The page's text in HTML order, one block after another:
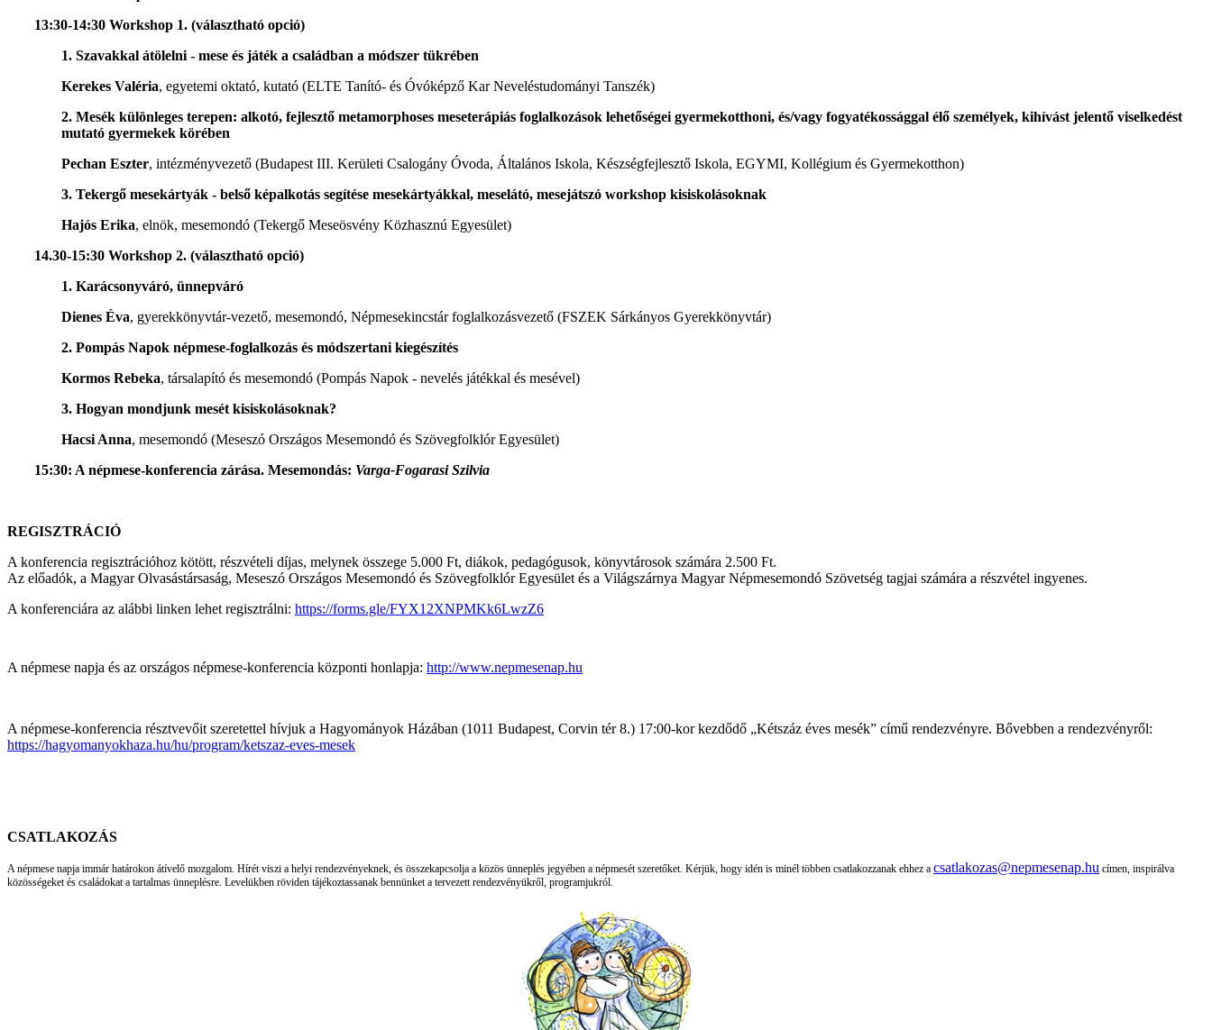
13:30-14:30 Workshop 1. (választható opció)
1. Szavakkal átölelni - mese és játék a családban a módszer tükrében
Kerekes Valéria, egyetemi oktató, kutató (ELTE Tanító- és Óvóképző Kar Neveléstudományi Tanszék)
2. Mesék különleges terepen: alkotó, fejlesztő metamorphoses meseterápiás foglalkozások lehetőségei gyermekotthoni, és/vagy fogyatékossággal élő személyek, kihívást jelentő viselkedést
mutató gyermekek körében
Pechan Eszter, intézményvezető (Budapest III. Kerületi Csalogány Óvoda, Általános Iskola, Készségfejlesztő Iskola, EGYMI, Kollégium és Gyermekotthon)
3. Tekergő mesekártyák - belső képalkotás segítése mesekártyákkal, meselátó, mesejátszó workshop kisiskolásoknak
Hajós Erika, elnök, mesemondó (Tekergő Meseösvény Közhasznú Egyesület)
14.30-15:30 Workshop 2. (választható opció)
1. Karácsonyváró, ünnepváró
Dienes Éva, gyerekkönyvtár-vezető, mesemondó, Népmesekincstár foglalkozásvezető (FSZEK Sárkányos Gyerekkönyvtár)
2. Pompás Napok népmese-foglalkozás és módszertani kiegészítés
Kormos Rebeka, társalapító és mesemondó (Pompás Napok - nevelés játékkal és mesével)
3. Hogyan mondjunk mesét kisiskolásoknak?
Hacsi Anna, mesemondó (Meseszó Országos Mesemondó és Szövegfolklór Egyesület)
15:30: A népmese-konferencia zárása. Mesemondás: Varga-Fogarasi Szilvia
REGISZTRÁCIÓ
A konferencia regisztrációhoz kötött, részvételi díjas, melynek összege 5.000 Ft, diákok, pedagógusok, könyvtárosok számára 2.500 Ft.
Az előadók, a Magyar Olvasástársaság, Meseszó Országos Mesemondó és Szövegfolklór Egyesület és a Világszárnya Magyar Népmesemondó Szövetség tagjai számára a részvétel ingyenes.
A konferenciára az alábbi linken lehet regisztrálni: https://forms.gle/FYX12XNPMKk6LwzZ6
A népmese napja és az országos népmese-konferencia központi honlapja: http://www.nepmesenap.hu
A népmese-konferencia résztvevőit szeretettel hívjuk a Hagyományok Házában (1011 Budapest, Corvin tér 8.) 17:00-kor kezdődő „Kétszáz éves mesék” című rendezvényre. Bővebben a rendezvényről:
https://hagyomanyokhaza.hu/hu/program/ketszaz-eves-mesek
CSATLAKOZÁS
A népmese napja immár határokon átívelő mozgalom. Hírét viszi a helyi rendezvényeknek, és összekapcsolja a közös ünneplés jegyében a népmesét szeretőket. Kérjük, hogy idén is minél többen csatlakozzanak ehhez a csatlakozas@nepmesenap.hu címen, inspirálva
közösségeket és családokat a tartalmas ünneplésre. Levelükben röviden tájékoztassanak bennünket a tervezett rendezvényükről, programjukról.